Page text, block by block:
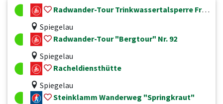
Radwander-Tour Trinkwassertalsperre Frauenau Nr. 99
Spiegelau
Radwander-Tour "Bergtour" Nr. 92
Spiegelau
Racheldiensthütte
Spiegelau
Steinklamm Wanderweg "Springkraut"